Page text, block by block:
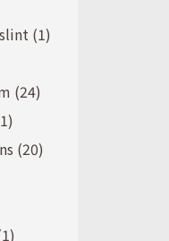
(1)
(24)
(20)